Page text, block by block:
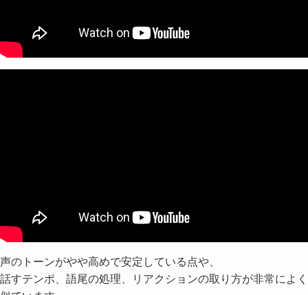
声のトーンがやや高めで安定している点や、
話すテンポ、語尾の処理、リアクションの取り方が非常によく